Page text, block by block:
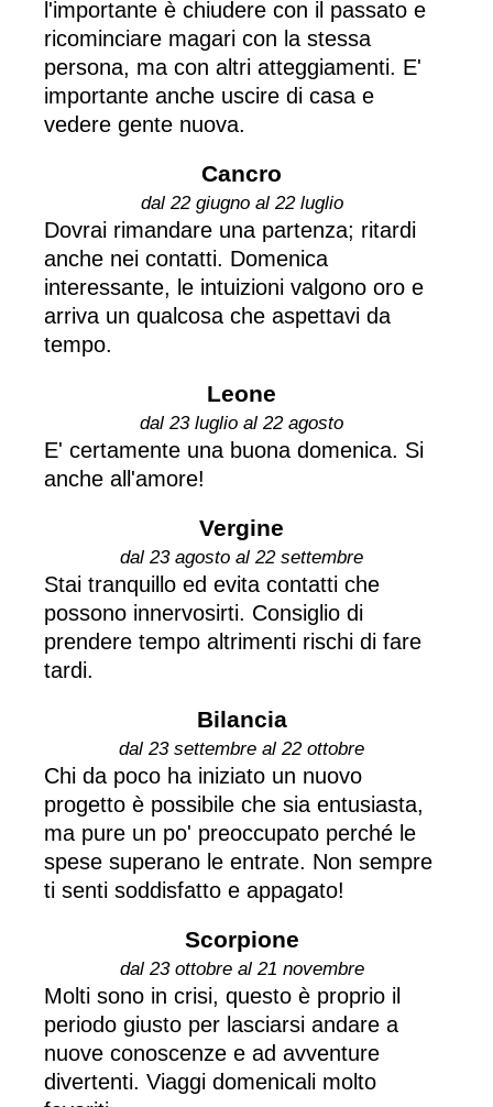
l'importante è chiudere con il passato e
ricominciare magari con la stessa
persona, ma con altri atteggiamenti. E'
importante anche uscire di casa e
vedere gente nuova.
Cancro
dal 22 giugno al 22 luglio
Dovrai rimandare una partenza; ritardi
anche nei contatti. Domenica
interessante, le intuizioni valgono oro e
arriva un qualcosa che aspettavi da
tempo.
Leone
dal 23 luglio al 22 agosto
E' certamente una buona domenica. Si
anche all'amore!
Vergine
dal 23 agosto al 22 settembre
Stai tranquillo ed evita contatti che
possono innervosirti. Consiglio di
prendere tempo altrimenti rischi di fare
tardi.
Bilancia
dal 23 settembre al 22 ottobre
Chi da poco ha iniziato un nuovo
progetto è possibile che sia entusiasta,
ma pure un po' preoccupato perché le
spese superano le entrate. Non sempre
ti senti soddisfatto e appagato!
Scorpione
dal 23 ottobre al 21 novembre
Molti sono in crisi, questo è proprio il
periodo giusto per lasciarsi andare a
nuove conoscenze e ad avventure
divertenti. Viaggi domenicali molto